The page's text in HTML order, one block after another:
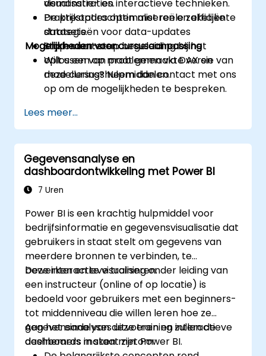
visualisatie- en interactieve technieken.
De prestaties optimaliseren en efficiënte
strategieën voor data-updates
implementeren.
demonstraties.
Praktijkopdrachten met reële zakelijke
datasets.
Stap-voor-stap begeleiding bij het
oplossen van problemen via DAX en
modelleringshulpmiddelen.
Mogelijkheden voor cursusaanpassing
Wilt u een op maat gemaakte versie van
deze cursus? Neem dan contact met ons
op om de mogelijkheden te bespreken.
Lees meer...
Gegevensanalyse en
dashboardontwikkeling met Power BI
7 Uren
Power BI is een krachtig hulpmiddel voor
bedrijfsinformatie en gegevensvisualisatie dat
gebruikers in staat stelt om gegevens van
meerdere bronnen te verbinden, te
bewerken en te visualiseren.
Deze interactieve training onder leiding van
een instructeur (online of op locatie) is
bedoeld voor gebruikers met een beginners-
tot middenniveau die willen leren hoe ze
gegevensanalyses uitvoeren en interactieve
dashboards maken met Power BI.
Aan het einde van deze training zullen de
deelnemers in staat zijn om: